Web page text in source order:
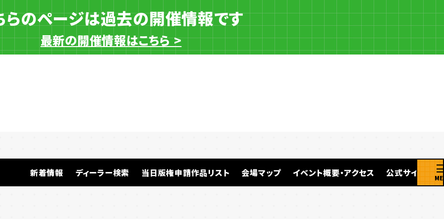
らのページは過去の開催情報です
最新の開催情報はこちら >
新着情報 ディーラー検索 当日版権申請作品リスト 会場マップ イベント概要・アクセス 公式サイト
一般ディーラー